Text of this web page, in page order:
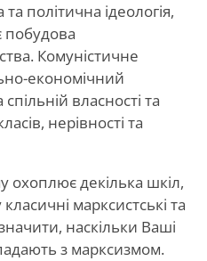
політична ідеологія,
Комуністичне
економічний
власності та
нерівності та
охоплює декілька шкіл,
марксистські та
наскільки Ваші
з марксизмом.